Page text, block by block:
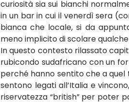
curiosità sia sui bianchi
in un bar in cui il venerdì sera
bianca che locale, si da
meno implicito di scolare
In questo contesto rilassato
rubicondo sudafricano con un
perché hanno sentito che a quel
sentono legati all’Italia e
riservatezza “british” per poter